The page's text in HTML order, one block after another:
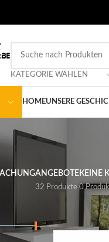
KATEGORIE WÄHLEN
HOMEUNSERE
ANGEBOTE
32 Produkte
KEINE
0
/